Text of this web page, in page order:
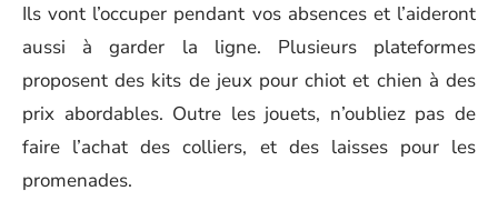
Ils vont l’occuper pendant vos absences et l’aideront
aussi à garder la ligne. Plusieurs plateformes
proposent des kits de jeux pour chiot et chien à des
prix abordables. Outre les jouets, n’oubliez pas de
faire l’achat des colliers, et des laisses pour les
promenades.